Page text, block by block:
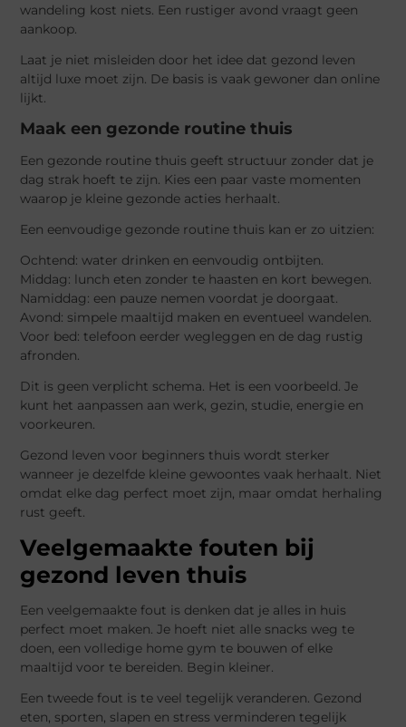
wandeling kost niets. Een rustiger avond vraagt geen
aankoop.
Laat je niet misleiden door het idee dat gezond leven
altijd luxe moet zijn. De basis is vaak gewoner dan online
lijkt.
Maak een gezonde routine thuis
Een gezonde routine thuis geeft structuur zonder dat je
dag strak hoeft te zijn. Kies een paar vaste momenten
waarop je kleine gezonde acties herhaalt.
Een eenvoudige gezonde routine thuis kan er zo uitzien:
Ochtend: water drinken en eenvoudig ontbijten.
Middag: lunch eten zonder te haasten en kort bewegen.
Namiddag: een pauze nemen voordat je doorgaat.
Avond: simpele maaltijd maken en eventueel wandelen.
Voor bed: telefoon eerder wegleggen en de dag rustig
afronden.
Dit is geen verplicht schema. Het is een voorbeeld. Je
kunt het aanpassen aan werk, gezin, studie, energie en
voorkeuren.
Gezond leven voor beginners thuis wordt sterker
wanneer je dezelfde kleine gewoontes vaak herhaalt. Niet
omdat elke dag perfect moet zijn, maar omdat herhaling
rust geeft.
Veelgemaakte fouten bij
gezond leven thuis
Een veelgemaakte fout is denken dat je alles in huis
perfect moet maken. Je hoeft niet alle snacks weg te
doen, een volledige home gym te bouwen of elke
maaltijd voor te bereiden. Begin kleiner.
Een tweede fout is te veel tegelijk veranderen. Gezond
eten, sporten, slapen en stress verminderen tegelijk